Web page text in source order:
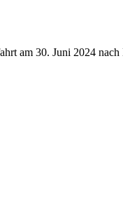
am 30. Juni 2024